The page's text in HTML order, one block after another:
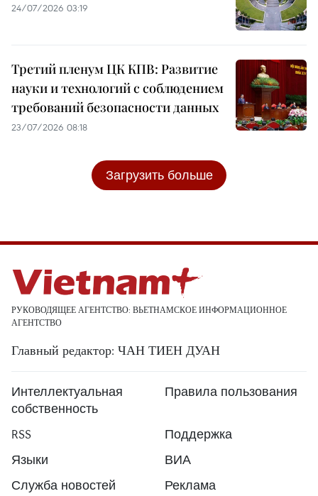
24/07/2026 03:19
Третий пленум ЦК КПВ: Развитие
науки и технологий с соблюдением
требований безопасности данных
23/07/2026 08:18
Загрузить больше
РУКОВОДЯЩЕЕ АГЕНТСТВО: ВЬЕТНАМСКОЕ ИНФОРМАЦИОННОЕ
АГЕНТСТВО
Главный редактор: ЧАН ТИЕН ДУАН
Интеллектуальная
собственность
Правила пользования
RSS
Поддержка
Языки
ВИА
Служба новостей
Реклама